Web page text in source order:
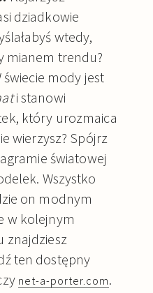
dziadkowie
wtedy,
mianem trendu?
świecie mody jest
i stanowi
który urozmaica
wierzysz? Spójrz
światowej
Wszystko
on modnym
w kolejnym
znajdziesz
ten dostępny
net-a-porter.com.